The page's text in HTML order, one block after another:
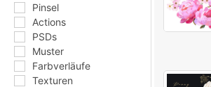
Pinsel
Actions
PSDs
Muster
Farbverläufe
Texturen